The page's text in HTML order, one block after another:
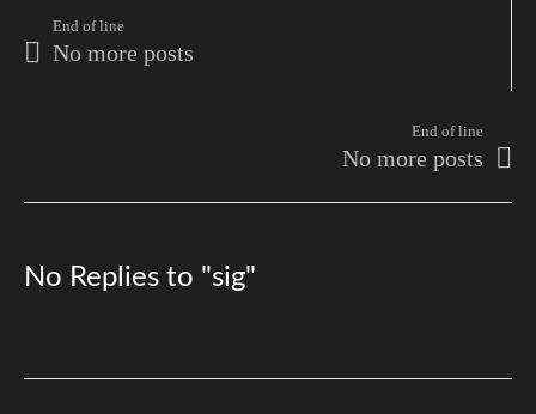
End of line
No more posts
End of line
No more posts
No Replies to "sig"